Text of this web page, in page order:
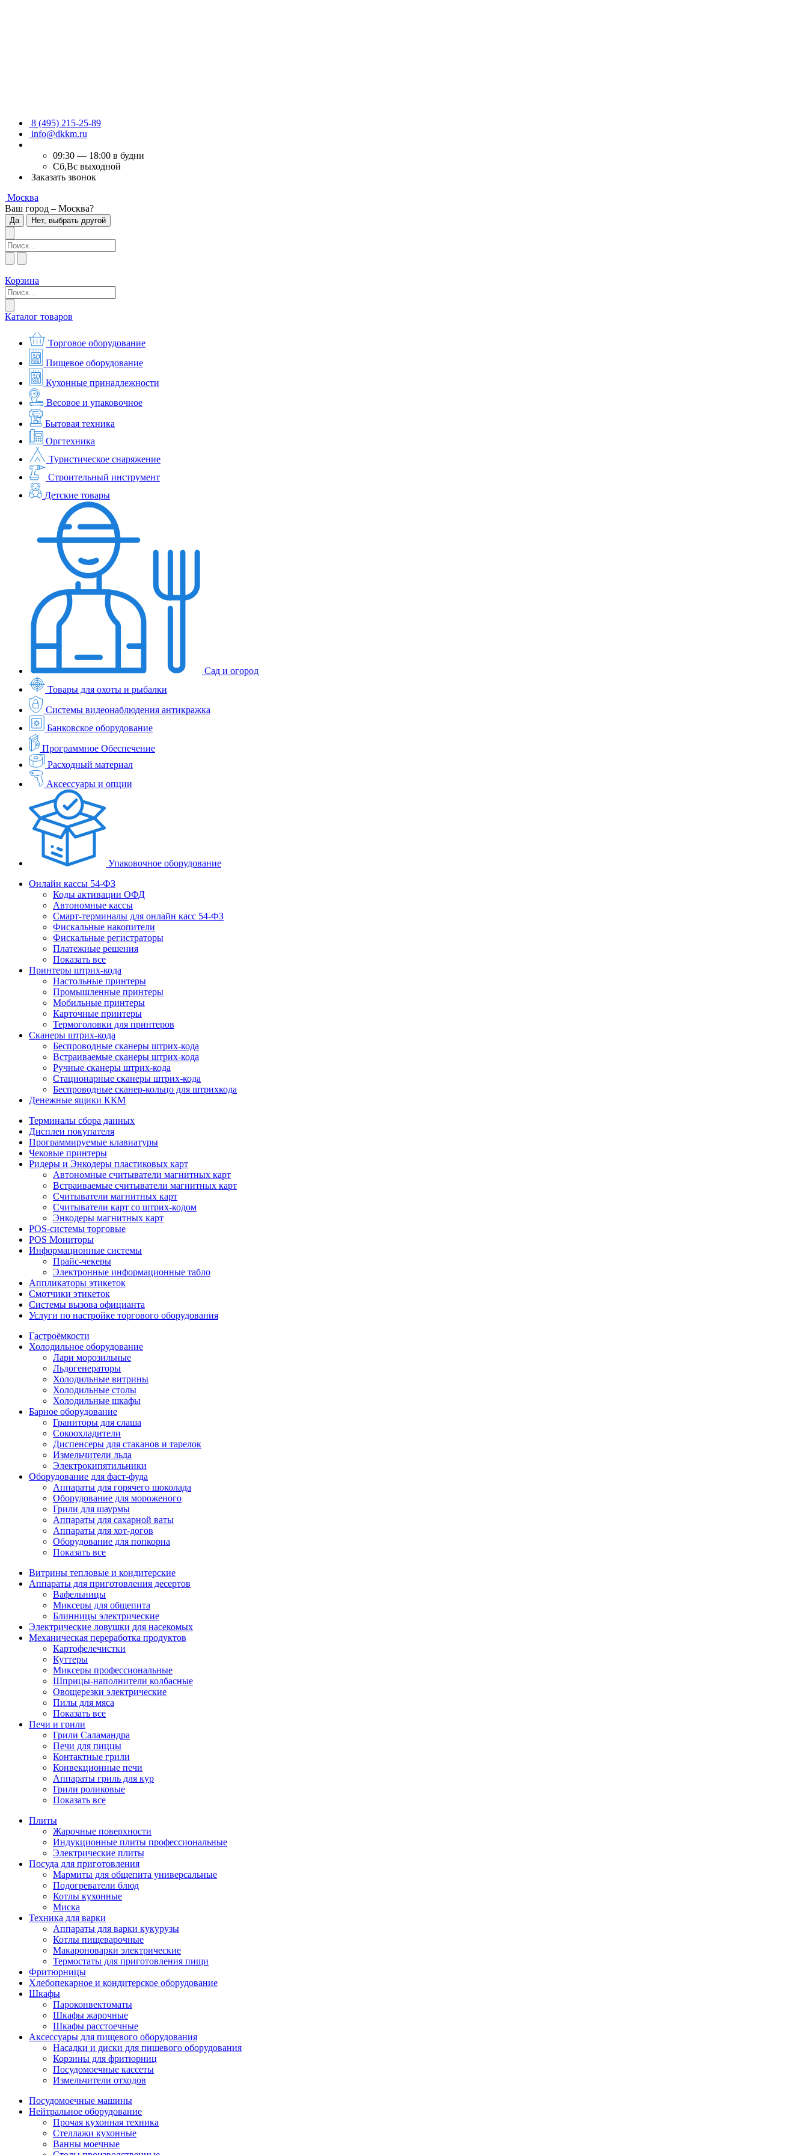
8 (495) 215-25-89
info@dkkm.ru
09:30 — 18:00 в будни
Сб,Вс выходной
Заказать звонок
Москва
Ваш город – Москва?
Да Нет, выбрать другой
Корзина
Каталог товаров
Торговое оборудование
Пищевое оборудование
Кухонные принадлежности
Весовое и упаковочное
Бытовая техника
Оргтехника
Туристическое снаряжение
Строительный инструмент
Детские товары
Сад и огород
Товары для охоты и рыбалки
Системы видеонаблюдения антикражка
Банковское оборудование
Программное Обеспечение
Расходный материал
Аксессуары и опции
Упаковочное оборудование
Онлайн кассы 54-ФЗ
Коды активации ОФД
Автономные кассы
Смарт-терминалы для онлайн касс 54-ФЗ
Фискальные накопители
Фискальные регистраторы
Платежные решения
Показать все
Принтеры штрих-кода
Настольные принтеры
Промышленные принтеры
Мобильные принтеры
Карточные принтеры
Термоголовки для принтеров
Сканеры штрих-кода
Беспроводные сканеры штрих-кода
Встраиваемые сканеры штрих-кода
Ручные сканеры штрих-кода
Стационарные сканеры штрих-кода
Беспроводные сканер-кольцо для штрихкода
Денежные ящики ККМ
Терминалы сбора данных
Дисплеи покупателя
Программируемые клавиатуры
Чековые принтеры
Ридеры и Энкодеры пластиковых карт
Автономные считыватели магнитных карт
Встраиваемые считыватели магнитных карт
Считыватели магнитных карт
Считыватели карт со штрих-кодом
Энкодеры магнитных карт
POS-системы торговые
POS Мониторы
Информационные системы
Прайс-чекеры
Электронные информационные табло
Аппликаторы этикеток
Смотчики этикеток
Системы вызова официанта
Услуги по настройке торгового оборудования
Гастроёмкости
Холодильное оборудование
Лари морозильные
Льдогенераторы
Холодильные витрины
Холодильные столы
Холодильные шкафы
Барное оборудование
Граниторы для слаша
Сокоохладители
Диспенсеры для стаканов и тарелок
Измельчители льда
Электрокипятильники
Оборудование для фаст-фуда
Аппараты для горячего шоколада
Оборудование для мороженого
Грили для шаурмы
Аппараты для сахарной ваты
Аппараты для хот-догов
Оборудование для попкорна
Показать все
Витрины тепловые и кондитерские
Аппараты для приготовления десертов
Вафельницы
Миксеры для общепита
Блинницы электрические
Электрические ловушки для насекомых
Механическая переработка продуктов
Картофелечистки
Куттеры
Миксеры профессиональные
Шприцы-наполнители колбасные
Овощерезки электрические
Пилы для мяса
Показать все
Печи и грили
Грили Саламандра
Печи для пиццы
Контактные грили
Конвекционные печи
Аппараты гриль для кур
Грили роликовые
Показать все
Плиты
Жарочные поверхности
Индукционные плиты профессиональные
Электрические плиты
Посуда для приготовления
Мармиты для общепита универсальные
Подогреватели блюд
Котлы кухонные
Миска
Техника для варки
Аппараты для варки кукурузы
Котлы пищеварочные
Макароноварки электрические
Термостаты для приготовления пищи
Фритюрницы
Хлебопекарное и кондитерское оборудование
Шкафы
Пароконвектоматы
Шкафы жарочные
Шкафы расстоечные
Аксессуары для пищевого оборудования
Насадки и диски для пищевого оборудования
Корзины для фритюрниц
Посудомоечные кассеты
Измельчители отходов
Посудомоечные машины
Нейтральное оборудование
Прочая кухонная техника
Стеллажи кухонные
Ванны моечные